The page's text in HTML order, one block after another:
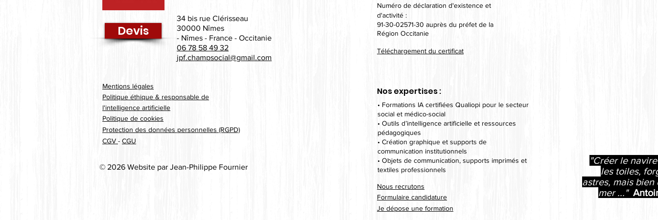
Devis
34 bis rue Clérisseau
30000 Nîmes
- Nîmes - France - Occitanie
06 78 58 49 32
jpf.champsocial@gmail.com
Mentions légales
Politique éthique & responsable de
l'intelligence artificielle
Politique de cookies
Protection des données personnelles (RGPD)
CGV - CGU
© 2026 Website par Jean-Philippe Fournier
Safety Policies
Numéro de déclaration d'existence et
d'activité :
91-30-02571-30 auprès du préfet de la
Région Occitanie
Téléchargement du certificat
Nos expertises :
• Formations IA certifiées Qualiopi pour le secteur
social et médico-social
• Outils d’intelligence artificielle et ressources
pédagogiques
• Création graphique et supports de
communication institutionnels
• Objets de communication, supports imprimés et
textiles professionnels
Nous recrutons
Formulaire candidature
Je dépose une formation
"Créer le
les toiles,
astres, mais
mer ..."